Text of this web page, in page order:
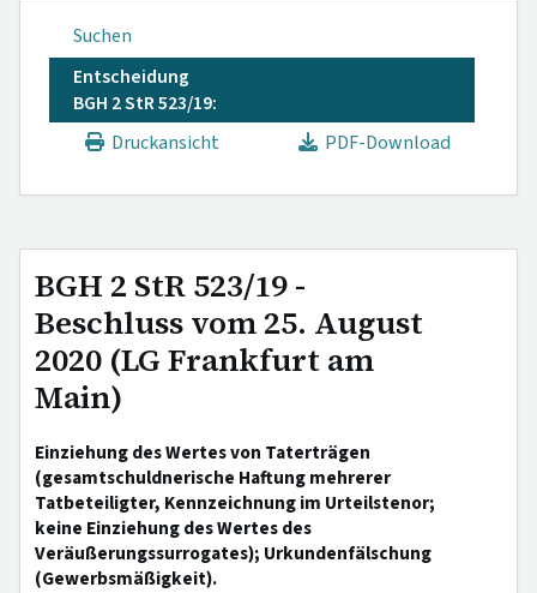
Suchen
Entscheidung
BGH 2 StR 523/19:
Druckansicht
PDF-Download
BGH 2 StR 523/19 -
Beschluss vom 25. August
2020 (LG Frankfurt am
Main)
Einziehung des Wertes von Taterträgen
(gesamtschuldnerische Haftung mehrerer
Tatbeteiligter, Kennzeichnung im Urteilstenor;
keine Einziehung des Wertes des
Veräußerungssurrogates); Urkundenfälschung
(Gewerbsmäßigkeit).